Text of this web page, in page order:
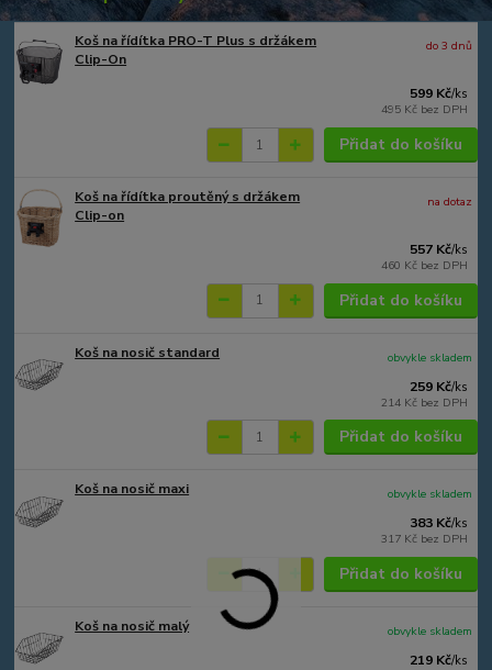
Koš na řídítka PRO-T Plus s držákem
Clip-On
599 Kč/ks
495 Kč bez DPH
do 3 dnů
Přidat do košíku
Koš na řídítka proutěný s držákem
Clip-on
557 Kč/ks
460 Kč bez DPH
na dotaz
Přidat do košíku
Koš na nosič standard
259 Kč/ks
214 Kč bez DPH
obvykle skladem
Přidat do košíku
Koš na nosič maxi
383 Kč/ks
317 Kč bez DPH
obvykle skladem
Přidat do košíku
Koš na nosič malý
219 Kč/ks
obvykle skladem